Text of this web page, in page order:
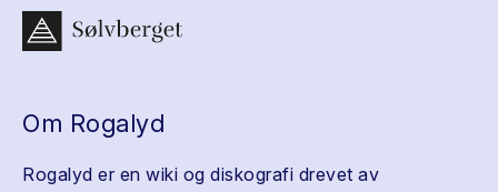
Om Rogalyd
Rogalyd er en wiki og diskografi drevet av